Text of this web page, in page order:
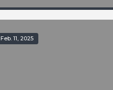
Feb. 11, 2025